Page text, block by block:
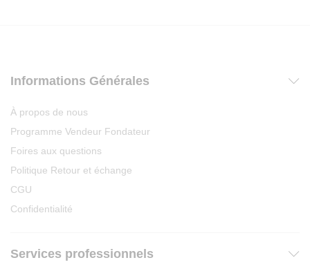
Informations Générales
À propos de nous
Programme Vendeur Fondateur
Foires aux questions
Politique Retour et échange
CGU
Confidentialité
Services professionnels